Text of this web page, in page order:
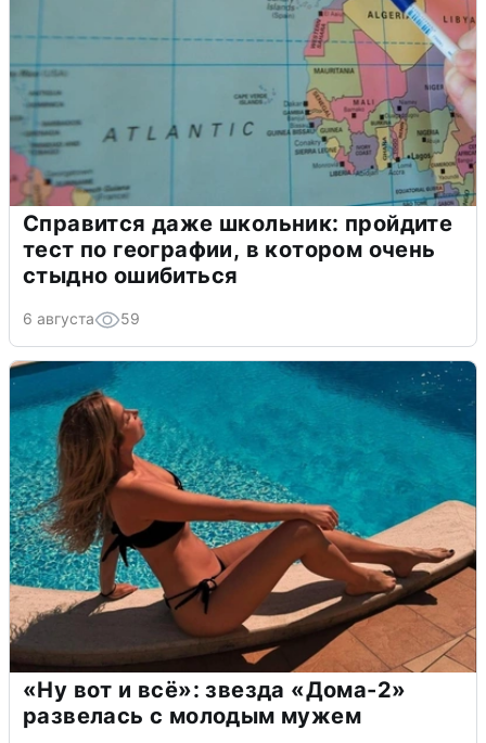
Справится даже школьник: пройдите
тест по географии, в котором очень
стыдно ошибиться
6 августа 59
«Ну вот и всё»: звезда «Дома-2»
развелась с молодым мужем